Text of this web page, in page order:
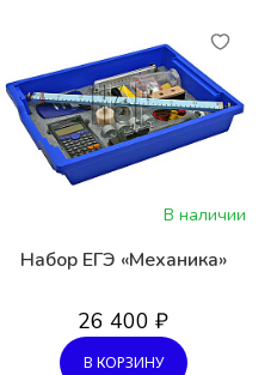
В наличии
Набор ЕГЭ «Механика»
26 400 ₽
В КОРЗИНУ